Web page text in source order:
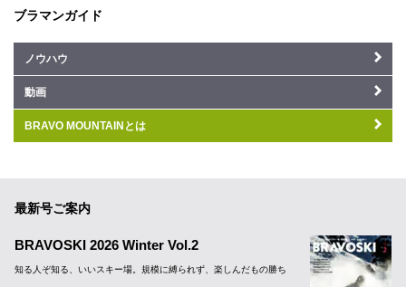
ブラマンガイド
ノウハウ
動画
BRAVO MOUNTAINとは
最新号ご案内
BRAVOSKI 2026 Winter Vol.2
知る人ぞ知る、いいスキー場。規模に縛られず、楽しんだもの勝ち